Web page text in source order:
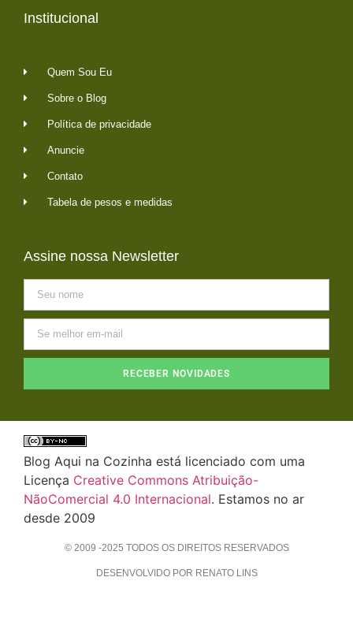
Institucional
Quem Sou Eu
Sobre o Blog
Política de privacidade
Anuncie
Contato
Tabela de pesos e medidas
Assine nossa Newsletter
RECEBER NOVIDADES
Blog Aqui na Cozinha está licenciado com uma
Licença Creative Commons Atribuição-
NãoComercial 4.0 Internacional. Estamos no ar
desde 2009
© 2009 -2025 TODOS OS DIREITOS RESERVADOS
DESENVOLVIDO POR RENATO LINS